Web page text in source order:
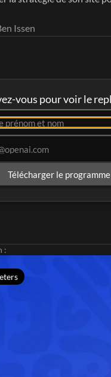
Issen
vous pour voir le
Télécharger le programme
: